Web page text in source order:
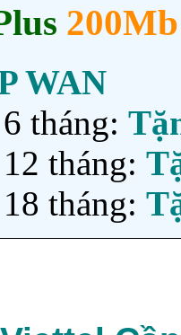
WAN
tháng:
tháng:
tháng: